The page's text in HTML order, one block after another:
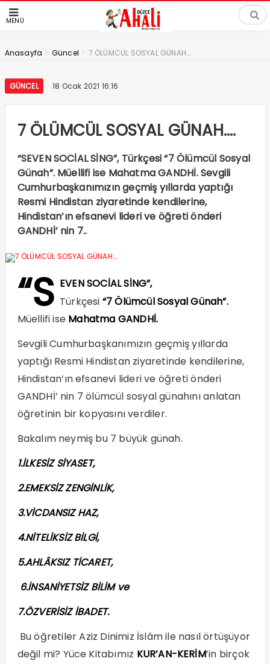
MENÜ
Anasayfa > Güncel > 7 ÖLÜMCÜL SOSYAL GÜNAH….
GÜNCEL 18 Ocak 2021 16:16
7 ÖLÜMCÜL SOSYAL GÜNAH….
“SEVEN SOCİAL SİNG”, Türkçesi “7 Ölümcül Sosyal
Günah”. Müellifi ise Mahatma GANDHİ. Sevgili
Cumhurbaşkanımızın geçmiş yıllarda yaptığı
Resmi Hindistan ziyaretinde kendilerine,
Hindistan’ın efsanevi lideri ve öğreti önderi
GANDHİ’ nin 7..
“S EVEN SOCİAL SİNG”,
Türkçesi “7 Ölümcül Sosyal Günah”.
Müellifi ise Mahatma GANDHİ.
Sevgili Cumhurbaşkanımızın geçmiş yıllarda
yaptığı Resmi Hindistan ziyaretinde kendilerine,
Hindistan’ın efsanevi lideri ve öğreti önderi
GANDHİ’ nin 7 ölümcül sosyal günahını anlatan
öğretinin bir kopyasını verdiler.
Bakalım neymiş bu 7 büyük günah.
1.İLKESİZ SİYASET,
2.EMEKSİZ ZENGİNLİK,
3.VİCDANSIZ HAZ,
4.NİTELİKSİZ BİLGİ,
5.AHLÂKSIZ TİCARET,
6.İNSANİYETSİZ BİLİM ve
7.ÖZVERİSİZ İBADET.
Bu öğretiler Aziz Dinimiz İslâm ile nasıl örtüşüyor
değil mi? Yüce Kitabımız KUR’AN-KERİM’in birçok